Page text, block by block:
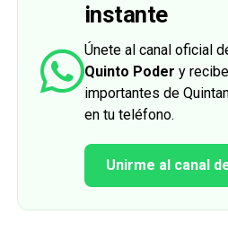
instante
Únete al canal oficial
Quinto Poder y
importantes de
en tu teléfono.
Unirme al canal